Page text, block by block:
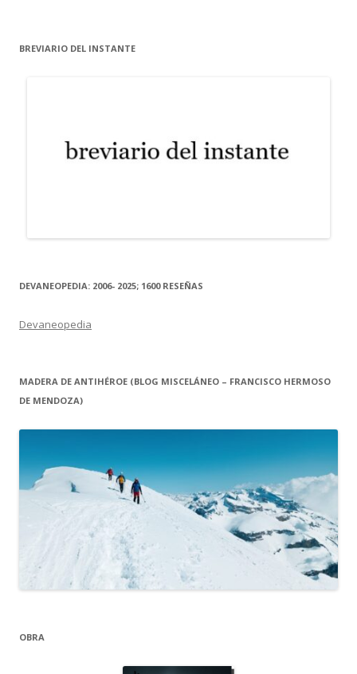
BREVIARIO DEL INSTANTE
DEVANEOPEDIA: 2006- 2025; 1600 RESEÑAS
Devaneopedia
MADERA DE ANTIHÉROE (BLOG MISCELÁNEO – FRANCISCO HERMOSO
DE MENDOZA)
OBRA